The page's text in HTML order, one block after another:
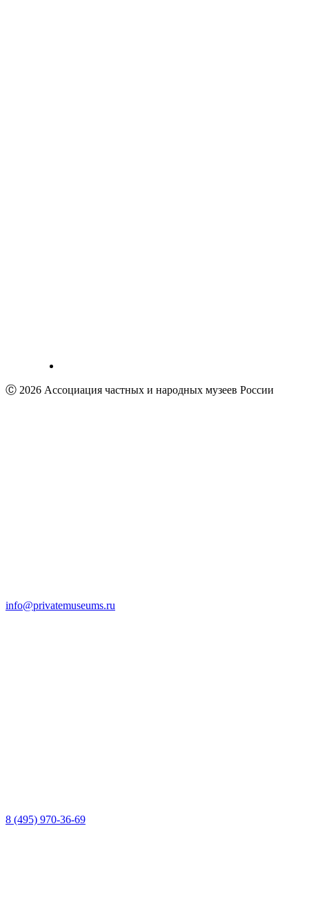
Ⓒ 2026 Ассоциация частных и народных музеев России
info@privatemuseums.ru
8 (495) 970-36-69